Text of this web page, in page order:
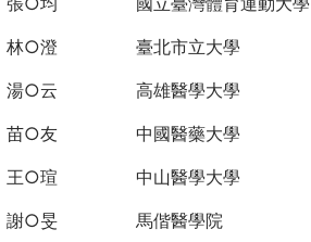
林○澄 臺北市立大學
湯○云 高雄醫學大學
苗○友 中國醫藥大學
王○瑄 中山醫學大學
謝○旻 馬偕醫學院